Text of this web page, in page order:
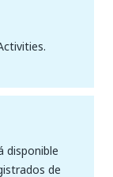
disponible
de